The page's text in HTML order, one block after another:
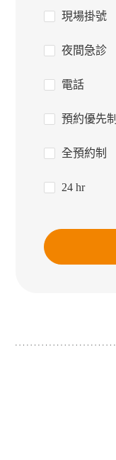
現場掛號
夜間急診
電話
預約優先制
全預約制
24 hr